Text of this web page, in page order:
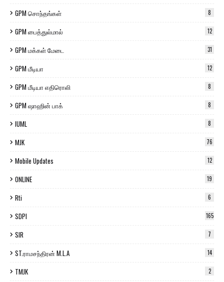
GPM சொந்தங்கள் 8
GPM பைத்துல்மால் 12
GPM மக்கள் மேடை 31
GPM மீடியா 12
GPM மீடியா எதிரொலி 8
GPM ஷாஹின் பாக் 8
IUML 8
MJK 76
Mobile Updates 12
ONLINE 19
Rti 6
SDPI 165
SIR 7
ST.ராமசந்திரன் M.L.A 14
TMJK 2